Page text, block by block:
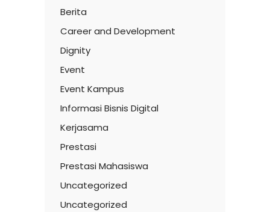
Berita
Career and Development
Dignity
Event
Event Kampus
Informasi Bisnis Digital
Kerjasama
Prestasi
Prestasi Mahasiswa
Uncategorized
Uncategorized